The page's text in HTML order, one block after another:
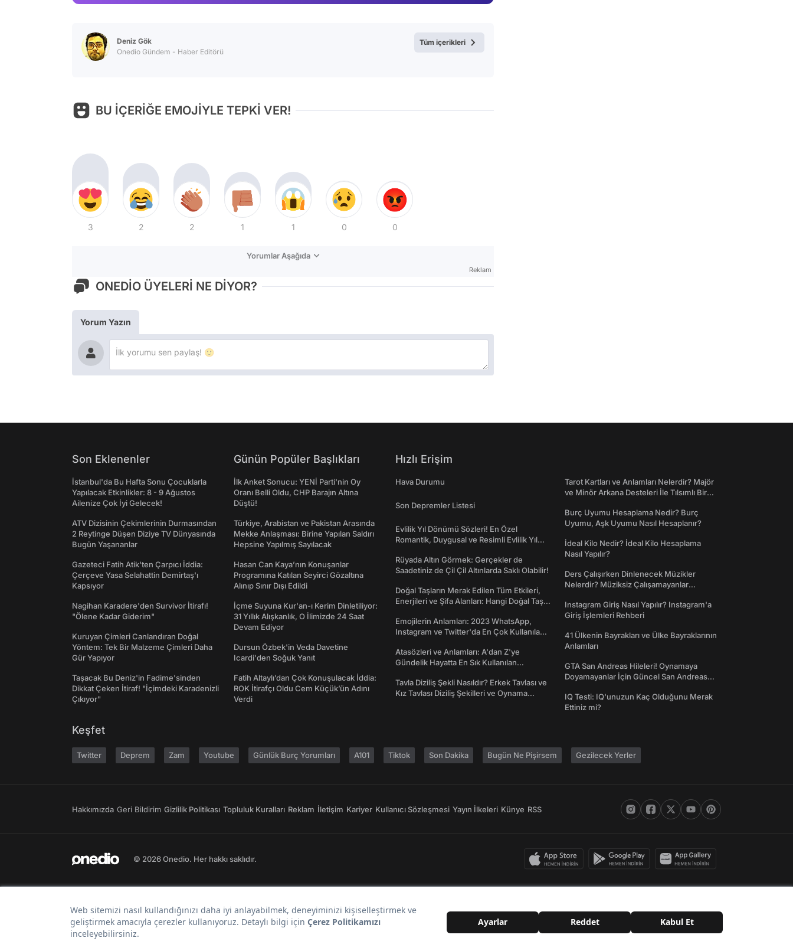
Deniz Gök
Onedio Gündem - Haber Editörü
Tüm içerikleri
BU İÇERİĞE EMOJİYLE TEPKİ VER!
3 2 2 1 1 0 0
Yorumlar Aşağıda
Reklam
ONEDİO ÜYELERİ NE DİYOR?
Yorum Yazın
Son Eklenenler
İstanbul'da Bu Hafta Sonu Çocuklarla
Yapılacak Etkinlikler: 8 - 9 Ağustos
Ailenize Çok İyi Gelecek!
ATV Dizisinin Çekimlerinin Durmasından
2 Reytinge Düşen Diziye TV Dünyasında
Bugün Yaşananlar
Gazeteci Fatih Atik'ten Çarpıcı İddia:
Çerçeve Yasa Selahattin Demirtaş'ı
Kapsıyor
Nagihan Karadere'den Survivor İtirafı!
"Ölene Kadar Giderim"
Kuruyan Çimleri Canlandıran Doğal
Yöntem: Tek Bir Malzeme Çimleri Daha
Gür Yapıyor
Taşacak Bu Deniz'in Fadime'sinden
Dikkat Çeken İtiraf! "İçimdeki Karadenizli
Çıkıyor"
Günün Popüler Başlıkları
İlk Anket Sonucu: YENİ Parti'nin Oy
Oranı Belli Oldu, CHP Barajın Altına
Düştü!
Türkiye, Arabistan ve Pakistan Arasında
Mekke Anlaşması: Birine Yapılan Saldırı
Hepsine Yapılmış Sayılacak
Hasan Can Kaya’nın Konuşanlar
Programına Katılan Seyirci Gözaltına
Alınıp Sınır Dışı Edildi
İçme Suyuna Kur'an-ı Kerim Dinletiliyor:
31 Yıllık Alışkanlık, O İlimizde 24 Saat
Devam Ediyor
Dursun Özbek'in Veda Davetine
Icardi'den Soğuk Yanıt
Fatih Altaylı’dan Çok Konuşulacak İddia:
ROK İtirafçı Oldu Cem Küçük’ün Adını
Verdi
Hızlı Erişim
Hava Durumu
Son Depremler Listesi
Evlilik Yıl Dönümü Sözleri! En Özel
Romantik, Duygusal ve Resimli Evlilik Yıl
Rüyada Altın Görmek: Gerçekler de
Saadetiniz de Çil Çil Altınlarda Saklı Olabilir!
Doğal Taşların Merak Edilen Tüm Etkileri,
Enerjileri ve Şifa Alanları: Hangi Doğal Taş
Emojilerin Anlamları: 2023 WhatsApp,
Instagram ve Twitter'da En Çok Kullanılan
Atasözleri ve Anlamları: A'dan Z'ye
Gündelik Hayatta En Sık Kullanılan
Tavla Diziliş Şekli Nasıldır? Erkek Tavlası ve
Kız Tavlası Diziliş Şekilleri ve Oynama
Tarot Kartları ve Anlamları Nelerdir? Majör
ve Minör Arkana Desteleri İle Tılsımlı Bir
Burç Uyumu Hesaplama Nedir? Burç
Uyumu, Aşk Uyumu Nasıl Hesaplanır?
İdeal Kilo Nedir? İdeal Kilo Hesaplama
Nasıl Yapılır?
Ders Çalışırken Dinlenecek Müzikler
Nelerdir? Müziksiz Çalışamayanlar
Instagram Giriş Nasıl Yapılır? Instagram'a
Giriş İşlemleri Rehberi
41 Ülkenin Bayrakları ve Ülke Bayraklarının
Anlamları
GTA San Andreas Hileleri! Oynamaya
Doyamayanlar İçin Güncel San Andreas
IQ Testi: IQ'unuzun Kaç Olduğunu Merak
Ettiniz mi?
Keşfet
Twitter Deprem Zam Youtube Günlük Burç Yorumları A101 Tiktok Son Dakika Bugün Ne Pişirsem Gezilecek Yerler
Hakkımızda Geri Bildirim Gizlilik Politikası Topluluk Kuralları Reklam İletişim Kariyer Kullanıcı Sözleşmesi Yayın İlkeleri Künye RSS
© 2026 Onedio. Her hakkı saklıdır.